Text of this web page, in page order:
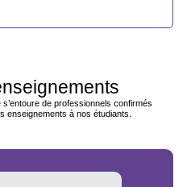
de professionnels confirmés
enseignements à nos étudiants.